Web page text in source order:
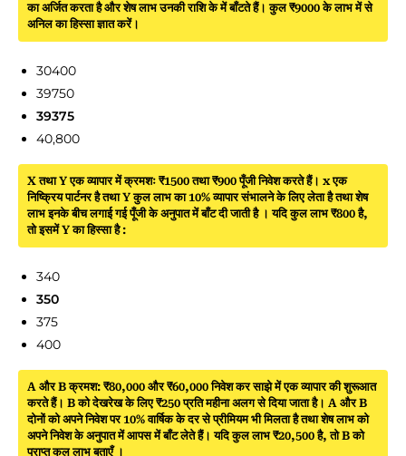
का अर्जित करता है और शेष लाभ उनकी राशि के में बाँटते हैं। कुल ₹9000 के लाभ में से
अनिल का हिस्सा ज्ञात करें।
30400
39750
39375
40,800
X तथा Y एक व्यापार में क्रमशः ₹1500 तथा ₹900 पूँजी निवेश करते हैं। x एक
निष्क्रिय पार्टनर है तथा Y कुल लाभ का 10% व्यापार संभालने के लिए लेता है तथा शेष
लाभ इनके बीच लगाई गई पूँजी के अनुपात में बाँट दी जाती है । यदि कुल लाभ ₹800 है,
तो इसमें Y का हिस्सा है :
340
350
375
400
A और B क्रमश: ₹80,000 और ₹60,000 निवेश कर साझे में एक व्यापार की शुरूआत
करते हैं। B को देखरेख के लिए ₹250 प्रति महीना अलग से दिया जाता है। A और B
दोनों को अपने निवेश पर 10% वार्षिक के दर से प्रीमियम भी मिलता है तथा शेष लाभ को
अपने निवेश के अनुपात में आपस में बाँट लेते हैं। यदि कुल लाभ ₹20,500 है, तो B को
प्राप्त कुल लाभ बताएँ ।